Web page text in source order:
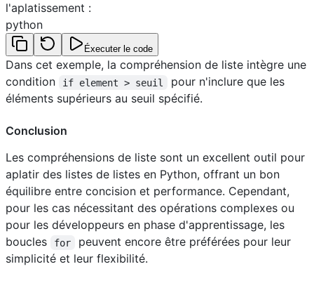
l'aplatissement :
python
Éxecuter le code
Dans cet exemple, la compréhension de liste intègre une
condition
if element > seuil
pour n'inclure que les
éléments supérieurs au seuil spécifié.
Conclusion
Les compréhensions de liste sont un excellent outil pour
aplatir des listes de listes en Python, offrant un bon
équilibre entre concision et performance. Cependant,
pour les cas nécessitant des opérations complexes ou
pour les développeurs en phase d'apprentissage, les
boucles
for
peuvent encore être préférées pour leur
simplicité et leur flexibilité.